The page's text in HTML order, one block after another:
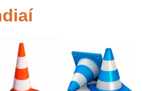
Empresa de Sinalização de Rodovias
de Sinalização Vertical
Empresa Sinalização de
Lombada com Faixa de Pedestre